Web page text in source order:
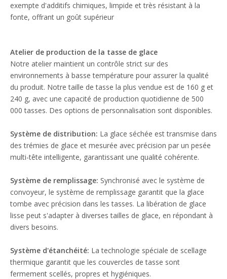
exempte d'additifs chimiques, limpide et très résistant à la
fonte, offrant un goût supérieur
Atelier de production de la tasse de glace
Notre atelier maintient un contrôle strict sur des
environnements à basse température pour assurer la qualité
du produit. Notre taille de tasse la plus vendue est de 160 g et
240 g, avec une capacité de production quotidienne de 500
000 tasses. Des options de personnalisation sont disponibles.
Système de distribution: La glace séchée est transmise dans
des trémies de glace et mesurée avec précision par un pesée
multi-tête intelligente, garantissant une qualité cohérente.
Système de remplissage: Synchronisé avec le système de
convoyeur, le système de remplissage garantit que la glace
tombe avec précision dans les tasses. La libération de glace
lisse peut s'adapter à diverses tailles de glace, en répondant à
divers besoins.
Système d'étanchéité: La technologie spéciale de scellage
thermique garantit que les couvercles de tasse sont
fermement scellés, propres et hygiéniques.